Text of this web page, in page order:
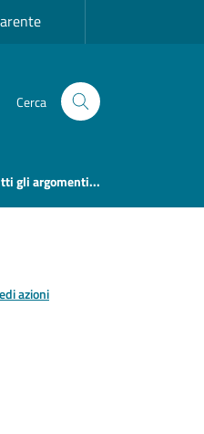
Cerca
gli argomenti...
azioni